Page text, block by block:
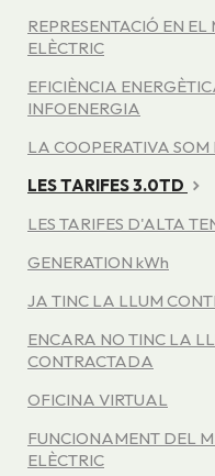
REPRESENTACIÓ EN EL
ELÈCTRIC
EFICIÈNCIA
INFOENERGIA
LA COOPERATIVA SOM
LES TARIFES 3.0TD
LES TARIFES D'ALTA
GENERATION kWh
JA TINC LA LLUM
ENCARA NO TINC LA
CONTRACTADA
OFICINA VIRTUAL
FUNCIONAMENT DEL
ELÈCTRIC